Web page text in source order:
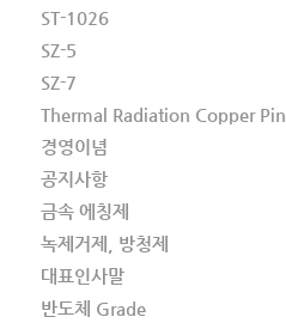
ST-1026
SZ-5
SZ-7
Thermal Radiation Copper Pin
경영이념
공지사항
금속 에칭제
녹제거제, 방청제
대표인사말
반도체 Grade